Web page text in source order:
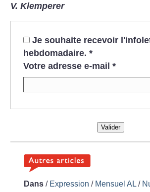
V. Klemperer
Je souhaite recevoir
hebdomadaire. *
Votre adresse e-mail *
Valider
Dans / Expression / Mensuel AL /